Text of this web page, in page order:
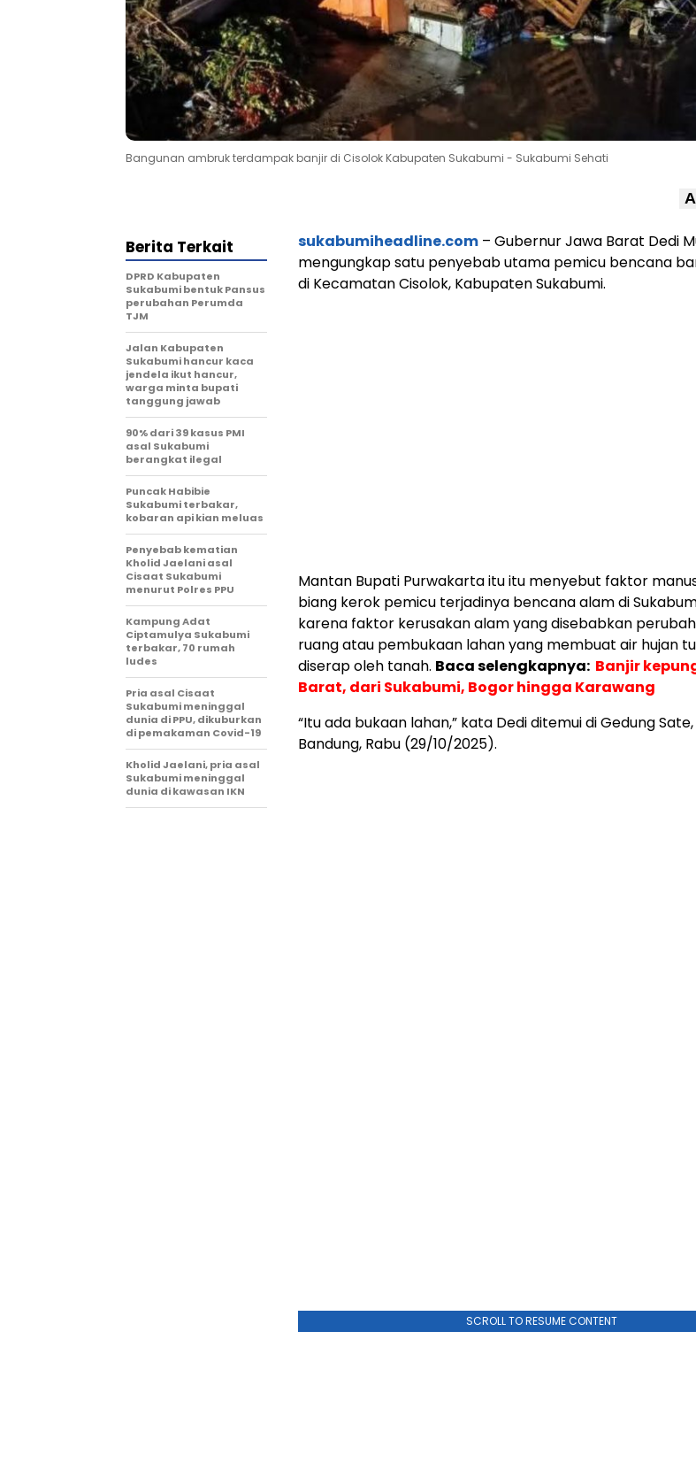
Bangunan ambruk terdampak banjir di Cisolok Kabupaten Sukabumi - Sukabumi Sehati
A
sukabumiheadline.com – Gubernur Jawa Barat Dedi
mengungkap satu penyebab utama pemicu bencana
di Kecamatan Cisolok, Kabupaten Sukabumi.
Mantan Bupati Purwakarta itu itu menyebut faktor
biang kerok pemicu terjadinya bencana alam di
karena faktor kerusakan alam yang disebabkan
ruang atau pembukaan lahan yang membuat air hujan
diserap oleh tanah. Baca selengkapnya: Banjir
Barat, dari Sukabumi, Bogor hingga Karawang
“Itu ada bukaan lahan,” kata Dedi ditemui di Gedung
Bandung, Rabu (29/10/2025).
SCROLL TO RESUME CONTENT
Berita Terkait
DPRD Kabupaten
Sukabumi bentuk Pansus
perubahan Perumda
TJM
Jalan Kabupaten
Sukabumi hancur kaca
jendela ikut hancur,
warga minta bupati
tanggung jawab
90% dari 39 kasus PMI
asal Sukabumi
berangkat ilegal
Puncak Habibie
Sukabumi terbakar,
kobaran api kian meluas
Penyebab kematian
Kholid Jaelani asal
Cisaat Sukabumi
menurut Polres PPU
Kampung Adat
Ciptamulya Sukabumi
terbakar, 70 rumah
ludes
Pria asal Cisaat
Sukabumi meninggal
dunia di PPU, dikuburkan
di pemakaman Covid-19
Kholid Jaelani, pria asal
Sukabumi meninggal
dunia di kawasan IKN